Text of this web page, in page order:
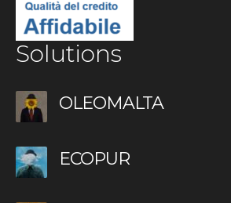
Solutions
OLEOMALTA
ECOPUR